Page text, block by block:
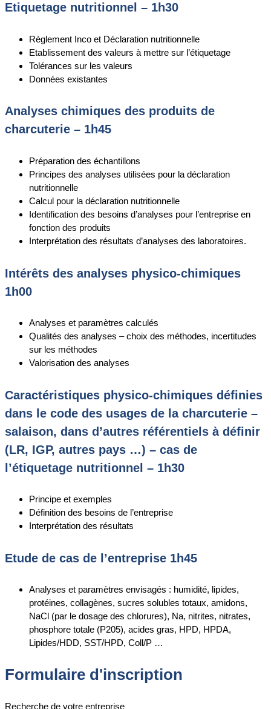
Etiquetage nutritionnel – 1h30
Règlement Inco et Déclaration nutritionnelle
Etablissement des valeurs à mettre sur l’étiquetage
Tolérances sur les valeurs
Données existantes
Analyses chimiques des produits de
charcuterie – 1h45
Préparation des échantillons
Principes des analyses utilisées pour la déclaration
nutritionnelle
Calcul pour la déclaration nutritionnelle
Identification des besoins d’analyses pour l’entreprise en
fonction des produits
Interprétation des résultats d’analyses des laboratoires.
Intérêts des analyses physico-chimiques
1h00
Analyses et paramètres calculés
Qualités des analyses – choix des méthodes, incertitudes
sur les méthodes
Valorisation des analyses
Caractéristiques physico-chimiques définies
dans le code des usages de la charcuterie –
salaison, dans d’autres référentiels à définir
(LR, IGP, autres pays …) – cas de
l’étiquetage nutritionnel – 1h30
Principe et exemples
Définition des besoins de l’entreprise
Interprétation des résultats
Etude de cas de l’entreprise 1h45
Analyses et paramètres envisagés : humidité, lipides,
protéines, collagènes, sucres solubles totaux, amidons,
NaCl (par le dosage des chlorures), Na, nitrites, nitrates,
phosphore totale (P205), acides gras, HPD, HPDA,
Lipides/HDD, SST/HPD, Coll/P …
Formulaire d'inscription
Recherche de votre entreprise